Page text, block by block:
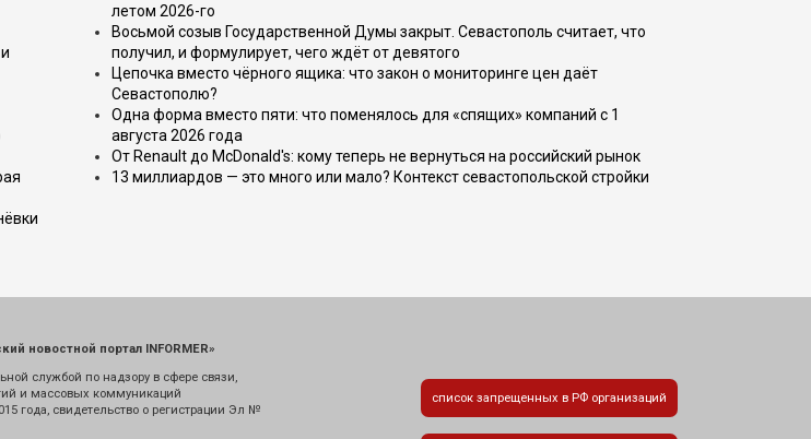
летом 2026-го
Восьмой созыв Государственной Думы закрыт. Севастополь считает, что
получил, и формулирует, чего ждёт от девятого
Цепочка вместо чёрного ящика: что закон о мониторинге цен даёт
Севастополю?
Одна форма вместо пяти: что поменялось для «спящих» компаний с 1
августа 2026 года
От Renault до McDonald's: кому теперь не вернуться на российский рынок
13 миллиардов — это много или мало? Контекст севастопольской стройки
новостной портал INFORMER»
службой по надзору в сфере связи,
и массовых коммуникаций
года, свидетельство о регистрации Эл №
список запрещенных в РФ организаций